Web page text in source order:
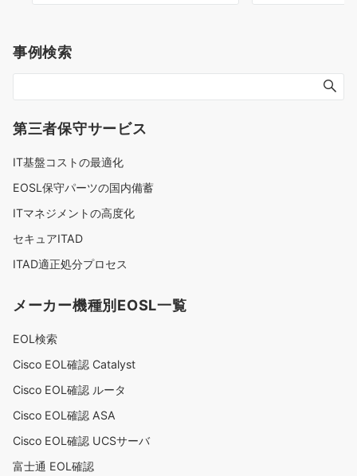
事例検索
第三者保守サービス
IT基盤コストの最適化
EOSL保守パーツの国内備蓄
ITマネジメントの高度化
セキュアITAD
ITAD適正処分プロセス
メーカー機種別EOSL一覧
EOL検索
Cisco EOL確認 Catalyst
Cisco EOL確認 ルータ
Cisco EOL確認 ASA
Cisco EOL確認 UCSサーバ
富士通 EOL確認